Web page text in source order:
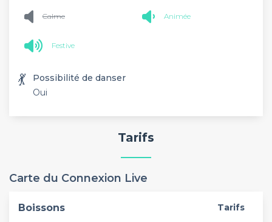
Calme Animée
Festive
💃
Possibilité de danser
Oui
Tarifs
Carte du Connexion Live
Boissons Tarifs